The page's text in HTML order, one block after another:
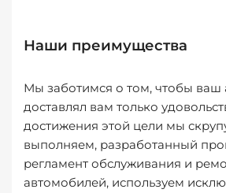
Наши преимущества
Мы заботимся о том, чтобы ваш
доставлял вам только
достижения этой цели мы
выполняем, разработанный
регламент обслуживания и
автомобилей, используем